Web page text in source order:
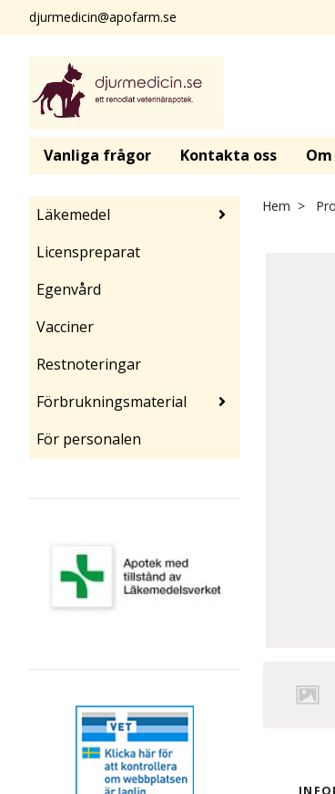
djurmedicin@apofarm.se
Vanliga frågor Kontakta oss
Läkemedel
Licenspreparat
Egenvård
Vacciner
Restnoteringar
Förbrukningsmaterial
För personalen
Hem